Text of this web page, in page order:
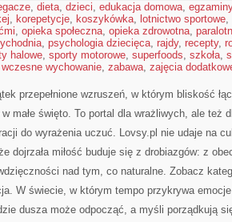
, dieta, dzieci, edukacja domowa, egzaminy
, korepetycje, koszykówka, lotnictwo sportowe,
, opieka społeczna, opieka zdrowotna,
, psychologia dziecięca, rajdy, recepty,
halowe, sporty motorowe, superfoods, szkoła,
wczesne wychowanie, zabawa, zajęcia
przepełnione wzruszeń, w którym bliskość
małe święto. To portal dla wrażliwych, ale też
do wyrażenia uczuć. Lovsy.pl nie udaje na
dojrzała miłość buduje się z drobiazgów: z
nad tym, co naturalne. Zobacz
W świecie, w którym tempo przykrywa
dusza może odpocząć, a myśli porządkują